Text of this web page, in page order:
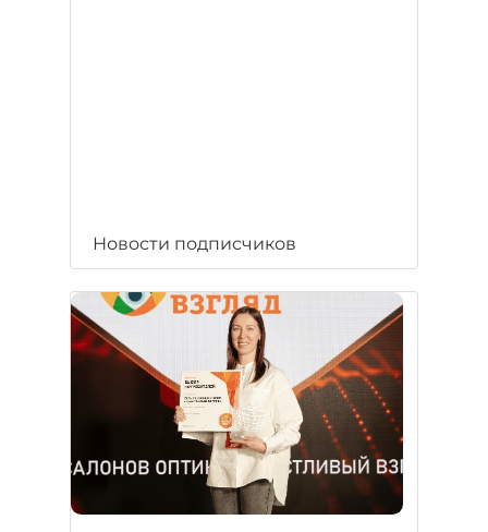
Новости подписчиков